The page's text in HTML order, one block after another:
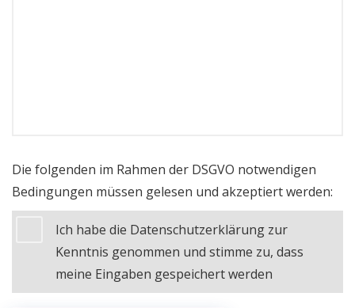
Die folgenden im Rahmen der DSGVO notwendigen
Bedingungen müssen gelesen und akzeptiert werden:
Ich habe die Datenschutzerklärung zur
Kenntnis genommen und stimme zu, dass
meine Eingaben gespeichert werden